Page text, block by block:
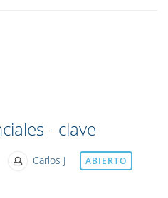
- clave
Carlos J ABIERTO